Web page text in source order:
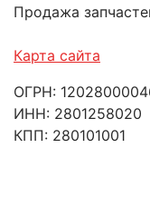
Продажа
Карта сайта
ОГРН:
ИНН: 2801258020
КПП: 280101001